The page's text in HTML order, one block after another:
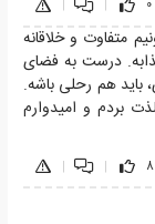
0
|
|
متفاوت و خلاقانه
درست به فضای
باید هم رحلی باشه.
بردم و امیدوارم
8
|
|